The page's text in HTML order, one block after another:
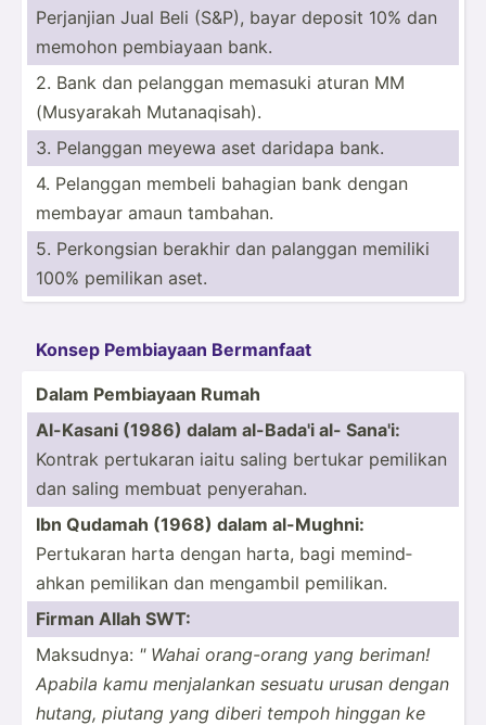
Perjanjian Jual Beli (S&P), bayar deposit 10% dan
memohon pembiayaan bank.
2. Bank dan pelanggan memasuki aturan MM
(Musya­rakah Mutana­qisah).
3. Pelanggan meyewa aset daridapa bank.
4. Pelanggan membeli bahagian bank dengan
membayar amaun tambahan.
5. Perkon­gsian berakhir dan palanggan memiliki
100% pemilikan aset.
Konsep Pembiayaan Bermanfaat
Dalam Pembiayaan Rumah
Al-Kasani (1986) dalam al-Bada'i al- Sana'i:
Kontrak pertukaran iaitu saling bertukar pemilikan
dan saling membuat penyer­ahan.
Ibn Qudamah (1968) dalam al-Mughni:
Pertukaran harta dengan harta, bagi memind­
ahkan pemilikan dan mengambil pemilikan.
Firman Allah SWT:
Maksudnya: " Wahai orang-­orang yang beriman!
Apabila kamu menjal­ankan sesuatu urusan dengan
hutang, piutang yang diberi tempoh hinggan ke